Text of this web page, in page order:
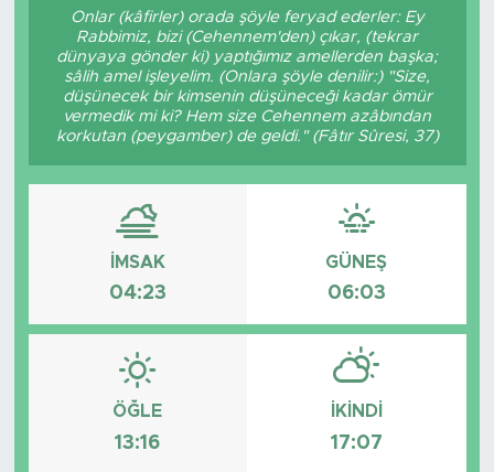
Onlar (kâfirler) orada şöyle feryad ederler: Ey
Rabbimiz, bizi (Cehennem'den) çıkar, (tekrar
dünyaya gönder ki) yaptığımız amellerden başka;
sâlih amel işleyelim. (Onlara şöyle denilir:) "Size,
düşünecek bir kimsenin düşüneceği kadar ömür
vermedik mi ki? Hem size Cehennem azâbından
korkutan (peygamber) de geldi." (Fâtır Sûresi, 37)
İMSAK
04:23
GÜNEŞ
06:03
ÖĞLE
13:16
İKINDI
17:07
Magazin
Özel Haber
Resmi İlanlar
Sağlık
Spor
Turizm